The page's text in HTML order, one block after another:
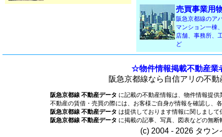
売買事業用
阪急京都線のア
マンション一棟
店舗、事務所、
ど
☆物件情報掲載不動産業
阪急京都線なら自信アリの不
阪急京都線 不動産データ に記載の不動産情報は、物件情報提
不動産の賃借・売買の際には、お客様ご自身が情報を確認し、
阪急京都線 不動産データ は提供しております情報に関しまして
阪急京都線 不動産データ に掲載の記事、写真、図表などの無断
(c) 2004 - 2026 タウン